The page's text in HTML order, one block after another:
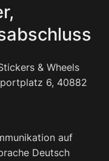
& Wheels
6, 40882
auf
Deutsch